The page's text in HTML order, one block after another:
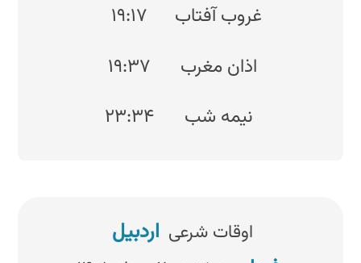
غروب آفتاب
۱۹:۱۷
اذان مغرب
۱۹:۳۷
نیمه شب
۲۳:۳۴
اوقات شرعی اردبیل